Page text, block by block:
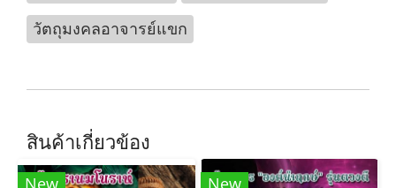
วัตถุมงคลอาจารย์แขก
สินค้าเกี่ยวข้อง
New New